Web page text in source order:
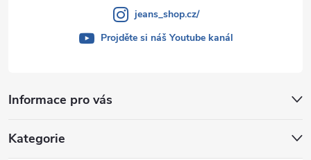
Informace pro vás
Kategorie
jeans_shop.cz/
Projděte si náš Youtube kanál